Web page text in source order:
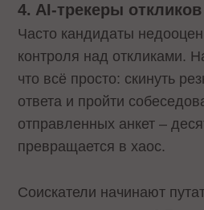
4. AI-трекеры откликов
Часто кандидаты
контроля над откликами.
что всё просто: скинуть
ответа и пройти
отправленных анкет –
превращается в хаос.
Соискатели начинают